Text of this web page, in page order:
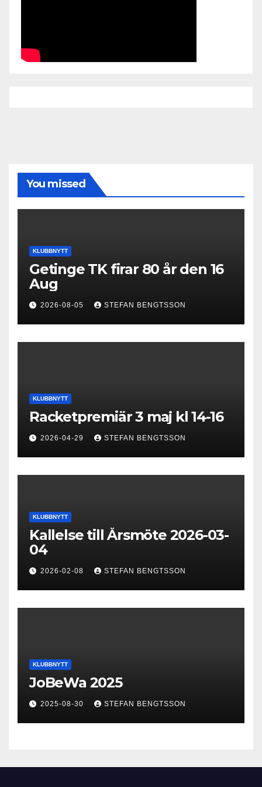
You missed
KLUBBNYTT
Getinge TK firar 80 år den 16
Aug
2026-08-05 STEFAN BENGTSSON
KLUBBNYTT
Racketpremiär 3 maj kl 14-16
2026-04-29 STEFAN BENGTSSON
KLUBBNYTT
Kallelse till Årsmöte 2026-03-
04
2026-02-08 STEFAN BENGTSSON
KLUBBNYTT
JoBeWa 2025
2025-08-30 STEFAN BENGTSSON